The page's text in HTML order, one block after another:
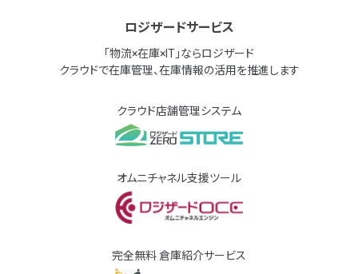
ロジザードサービス
「物流×在庫×IT」ならロジザード
クラウドで在庫管理、在庫情報の活用を推進します
クラウド店舗管理システム
オムニチャネル支援ツール
完全無料 倉庫紹介サービス